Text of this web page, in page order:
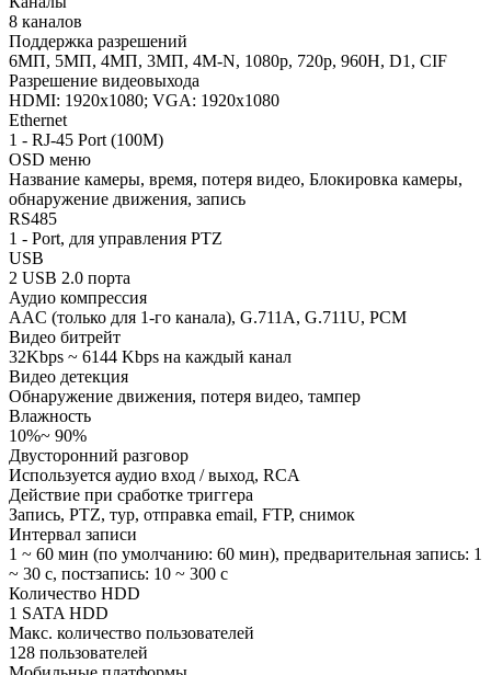
8 каналов
Поддержка разрешений
6МП, 5МП, 4МП, 3МП, 4M-N, 1080p, 720p, 960H, D1, CIF
Разрешение видеовыхода
HDMI: 1920x1080; VGA: 1920x1080
Ethernet
1 - RJ-45 Port (100M)
OSD меню
Название камеры, время, потеря видео, Блокировка камеры,
обнаружение движения, запись
RS485
1 - Port, для управления PTZ
USB
2 USB 2.0 порта
Аудио компрессия
AAC (только для 1-го канала), G.711A, G.711U, PCM
Видео битрейт
32Kbps ~ 6144 Kbps на каждый канал
Видео детекция
Обнаружение движения, потеря видео, тампер
Влажность
10%~ 90%
Двусторонний разговор
Используется аудио вход / выход, RCA
Действие при сработке триггера
Запись, PTZ, тур, отправка email, FTP, снимок
Интервал записи
1 ~ 60 мин (по умолчанию: 60 мин), предварительная запись: 1
~ 30 с, постзапись: 10 ~ 300 с
Количество HDD
1 SATA HDD
Макс. количество пользователей
128 пользователей